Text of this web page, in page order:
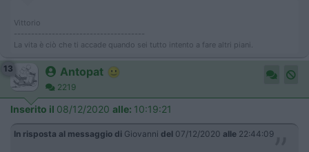
Vittorio
--------------------------------------
La vita è ciò che ti accade quando sei tutto intento a fare altri piani.
13 Antopat
2219
Inserito il 08/12/2020 alle: 10:19:21
In risposta al messaggio di Giovanni del 07/12/2020 alle 22:44:09